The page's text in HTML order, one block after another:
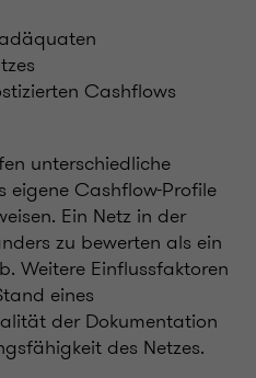
Cashflows
unterschiedliche
eigene Cashflow-Profile
Ein Netz in der
zu bewerten als ein
Weitere Einflussfaktoren
eines
der Dokumentation
des Netzes.